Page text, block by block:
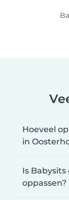
Hoeveel
in
Is
oppassen?